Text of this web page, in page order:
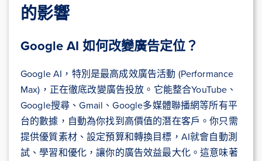
的影響
Google AI 如何改變廣告定位？
Google AI，特別是最高成效廣告活動 (Performance
Max)，正在徹底改變廣告投放。它能整合YouTube、
Google搜尋、Gmail、Google多媒體聯播網等所有平
台的數據，自動為你找到高價值的潛在客戶。你只需
提供優質素材、設定預算和轉換目標，AI就會自動測
試、學習和優化，讓你的廣告效益最大化。這意味著